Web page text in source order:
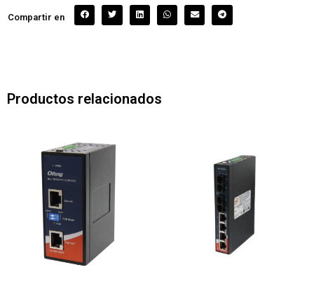
Compartir en
Productos relacionados